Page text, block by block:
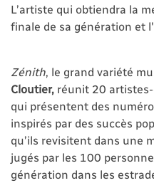
L’artiste qui obtiendra la
finale de sa génération et
Zénith , le grand variété
Cloutier, réunit 20
qui présentent des
inspirés par des succès
qu’ils revisitent dans une
jugés par les 100
génération dans les